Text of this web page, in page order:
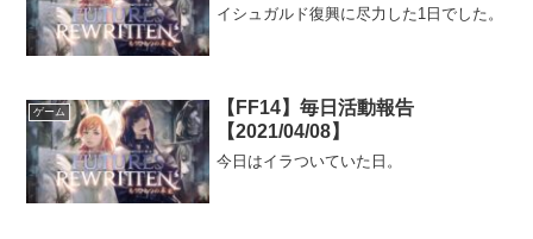
イシュガルド復興に尽力した1日でした。
ゲーム
【FF14】毎日活動報告
【2021/04/08】
今日はイラついていた日。